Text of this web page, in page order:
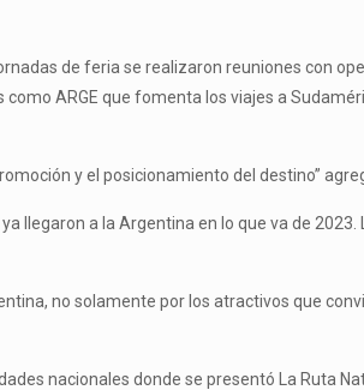
de feria se realizaron reuniones con
ARGE que fomenta los viajes a
y el posicionamiento del destino”
llegaron a la Argentina en lo que va de
no solamente por los atractivos que
nacionales donde se presentó La Ruta